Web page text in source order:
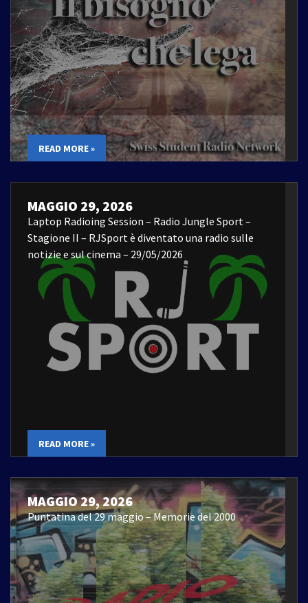
READ MORE »
MAGGIO 29, 2026
Laptop Radioing Session – Radio Jungle Sport –
Stagione II – RJSport è diventato una radio sulle
notizie e sul cinema – 29/05/2026
READ MORE »
MAGGIO 29, 2026
Puntatina del 29 maggio – Memorie del 2000